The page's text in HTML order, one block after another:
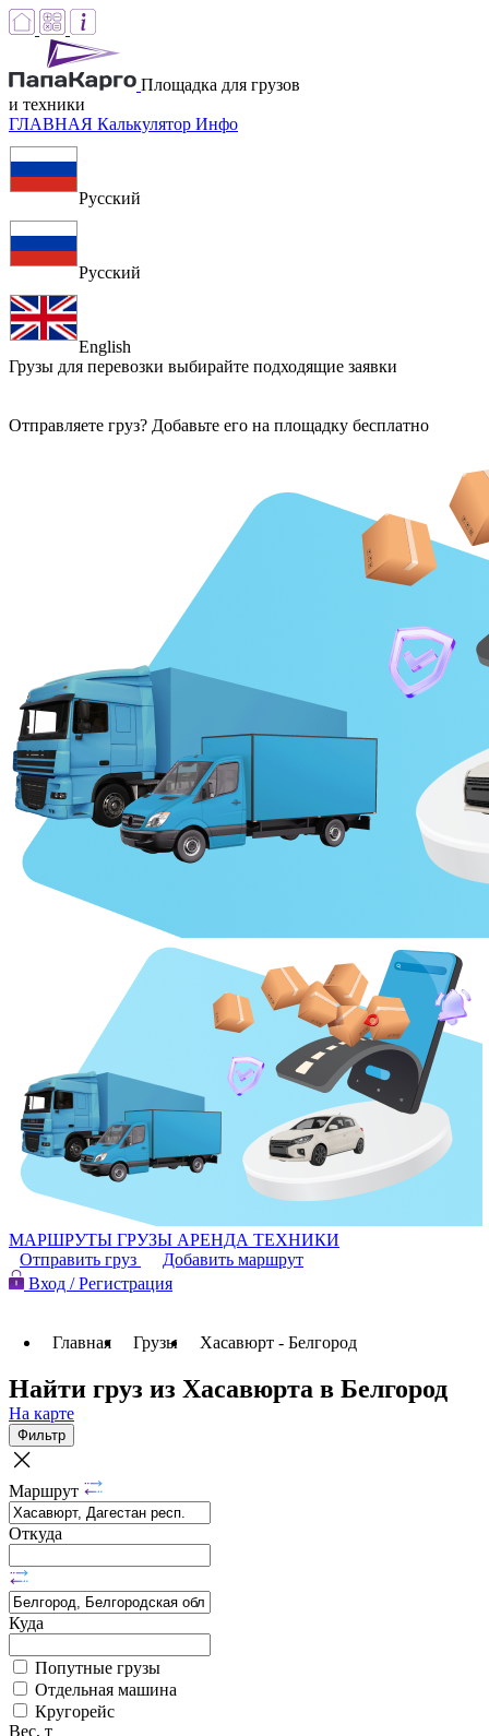
Площадка для грузов
и техники
ГЛАВНАЯ Калькулятор Инфо
Русский
Русский
English
Грузы для перевозки выбирайте подходящие заявки
Отправляете груз? Добавьте его на площадку бесплатно
МАРШРУТЫ ГРУЗЫ АРЕНДА ТЕХНИКИ
Отправить груз
Добавить маршрут
Вход / Регистрация
Главная Грузы Хасавюрт - Белгород
Найти груз из Хасавюрта в Белгород
На карте
Фильтр
Маршрут
Откуда
Куда
Попутные грузы
Отдельная машина
Кругорейс
Вес, т